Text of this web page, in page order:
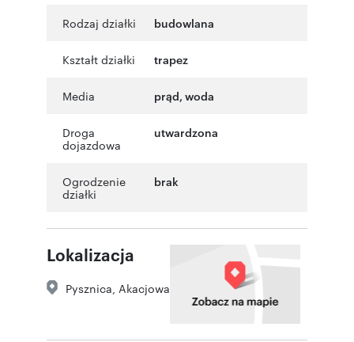
Rodzaj działki budowlana
Kształt działki trapez
Media prąd, woda
Droga
dojazdowa
utwardzona
Ogrodzenie
działki
brak
Lokalizacja
Pysznica Akacjowa